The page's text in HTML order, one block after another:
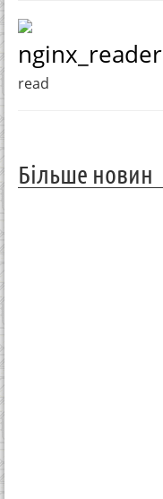
nginx_reader
read
Більше новин